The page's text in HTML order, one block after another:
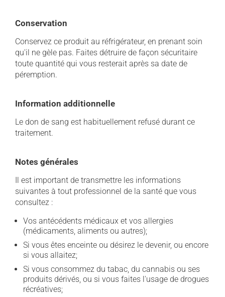
Conservation
Conservez ce produit au réfrigérateur, en prenant soin
qu'il ne gèle pas. Faites détruire de façon sécuritaire
toute quantité qui vous resterait après sa date de
péremption.
Information additionnelle
Le don de sang est habituellement refusé durant ce
traitement.
Notes générales
Il est important de transmettre les informations
suivantes à tout professionnel de la santé que vous
consultez :
Vos antécédents médicaux et vos allergies
(médicaments, aliments ou autres);
Si vous êtes enceinte ou désirez le devenir, ou encore
si vous allaitez;
Si vous consommez du tabac, du cannabis ou ses
produits dérivés, ou si vous faites l'usage de drogues
récréatives;